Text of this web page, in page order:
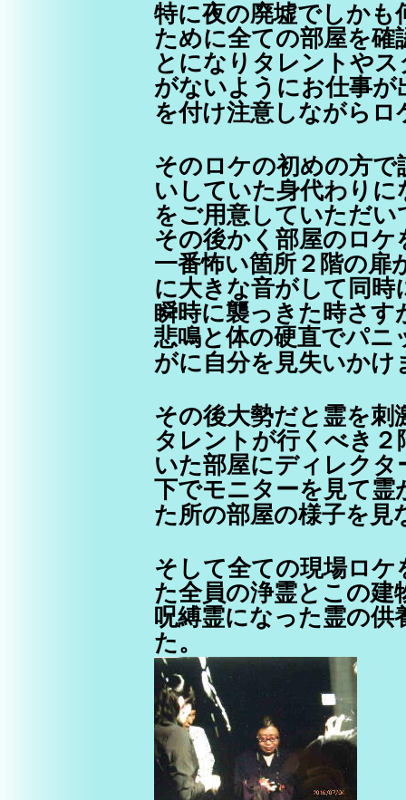
特に夜の廃墟でしかも
ために全ての部屋を確
とになりタレントや
がないようにお仕事が
を付け注意しながらロ
そのロケの初めの方
いしていた身代わりに
をご用意していただ
その後かく部屋のロケ
一番怖い箇所２階の扉
に大きな音がして同時
瞬時に襲っきた時さ
悲鳴と体の硬直でパニ
がに自分を見失いかけ
その後大勢だと霊を刺
タレントが行くべき２
いた部屋にディレク
下でモニターを見て霊
た所の部屋の様子を見
そして全ての現場ロ
た全員の浄霊とこの建
呪縛霊になった霊の供
た。